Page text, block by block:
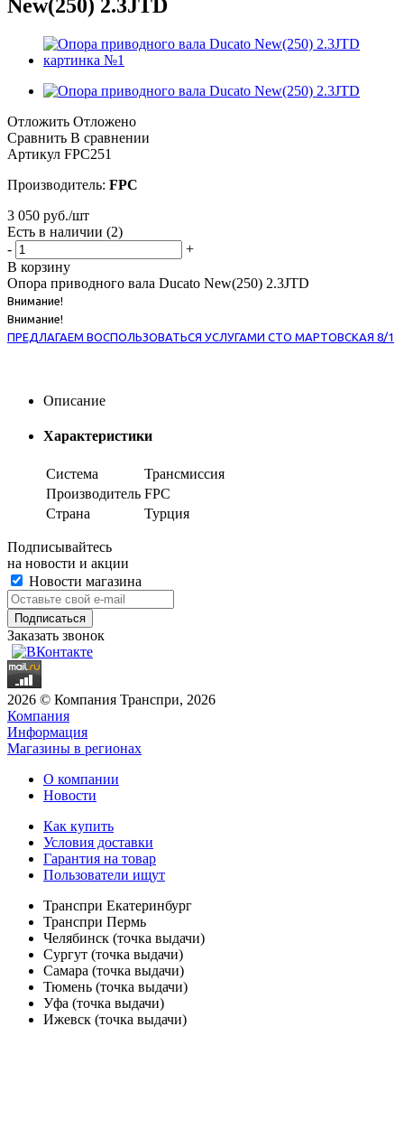
New(250) 2.3JTD
Отложить Отложено
Сравнить В сравнении
Артикул FPC251
Производитель: FPC
3 050 руб./шт
Есть в наличии (2)
-
+
В корзину
Опора приводного вала Ducato New(250) 2.3JTD
Внимание!
Внимание!
ПРЕДЛАГАЕМ ВОСПОЛЬЗОВАТЬСЯ УСЛУГАМИ СТО МАРТОВСКАЯ 8/1
Описание
Характеристики
Система
Трансмиссия
Производитель FPC
Страна
Турция
Подписывайтесь
на новости и акции
Новости магазина
Заказать звонок
2026 © Компания Транспри, 2026
Компания
Информация
Магазины в регионах
О компании
Новости
Как купить
Условия доставки
Гарантия на товар
Пользователи ищут
Транспри Екатеринбург
Транспри Пермь
Челябинск (точка выдачи)
Сургут (точка выдачи)
Самара (точка выдачи)
Тюмень (точка выдачи)
Уфа (точка выдачи)
Ижевск (точка выдачи)